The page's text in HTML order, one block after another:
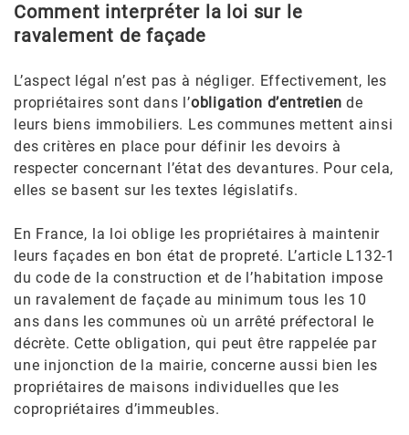
Comment interpréter la loi sur le
ravalement de façade
L’aspect légal n’est pas à négliger. Effectivement, les
propriétaires sont dans l’obligation d’entretien de
leurs biens immobiliers. Les communes mettent ainsi
des critères en place pour définir les devoirs à
respecter concernant l’état des devantures. Pour cela,
elles se basent sur les textes législatifs.
En France, la loi oblige les propriétaires à maintenir
leurs façades en bon état de propreté. L’article L132-1
du code de la construction et de l’habitation impose
un ravalement de façade au minimum tous les 10
ans dans les communes où un arrêté préfectoral le
décrète. Cette obligation, qui peut être rappelée par
une injonction de la mairie, concerne aussi bien les
propriétaires de maisons individuelles que les
copropriétaires d’immeubles.